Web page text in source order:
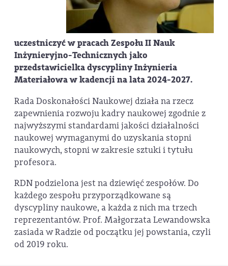
uczestniczyć w pracach Zespołu II Nauk
Inżynieryjno-Technicznych jako
przedstawicielka dyscypliny Inżynieria
Materiałowa w kadencji na lata 2024-2027.
Rada Doskonałości Naukowej działa na rzecz
zapewnienia rozwoju kadry naukowej zgodnie z
najwyższymi standardami jakości działalności
naukowej wymaganymi do uzyskania stopni
naukowych, stopni w zakresie sztuki i tytułu
profesora.
RDN podzielona jest na dziewięć zespołów. Do
każdego zespołu przyporządkowane są
dyscypliny naukowe, a każda z nich ma trzech
reprezentantów. Prof. Małgorzata Lewandowska
zasiada w Radzie od początku jej powstania, czyli
od 2019 roku.